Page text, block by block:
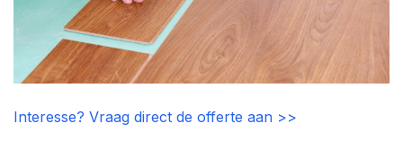
Interesse? Vraag direct de offerte aan >>